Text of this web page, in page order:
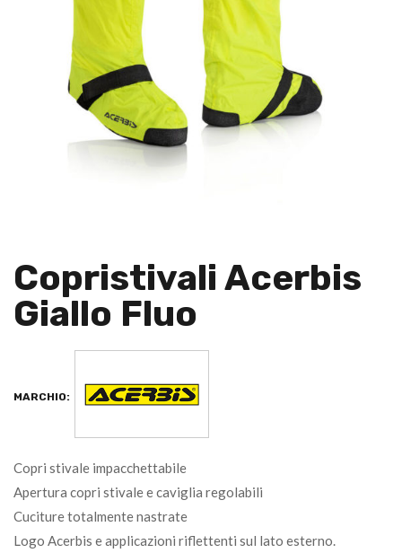
Copristivali Acerbis
Giallo Fluo
MARCHIO:
Copri stivale impacchettabile
Apertura copri stivale e caviglia regolabili
Cuciture totalmente nastrate
Logo Acerbis e applicazioni riflettenti sul lato esterno.